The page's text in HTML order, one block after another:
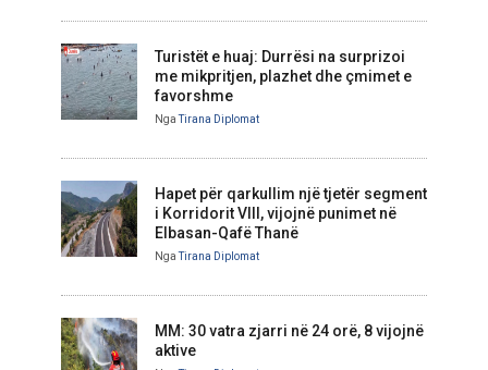
Turistët e huaj: Durrësi na surprizoi
me mikpritjen, plazhet dhe çmimet e
favorshme
NgaTirana Diplomat
Hapet për qarkullim një tjetër segment
i Korridorit VIII, vijojnë punimet në
Elbasan-Qafë Thanë
NgaTirana Diplomat
MM: 30 vatra zjarri në 24 orë, 8 vijojnë
aktive